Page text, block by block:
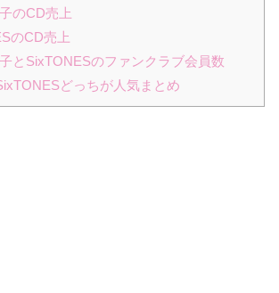
のCD売上
のCD売上
とSixTONESのファンクラブ会員数
どっちが人気まとめ